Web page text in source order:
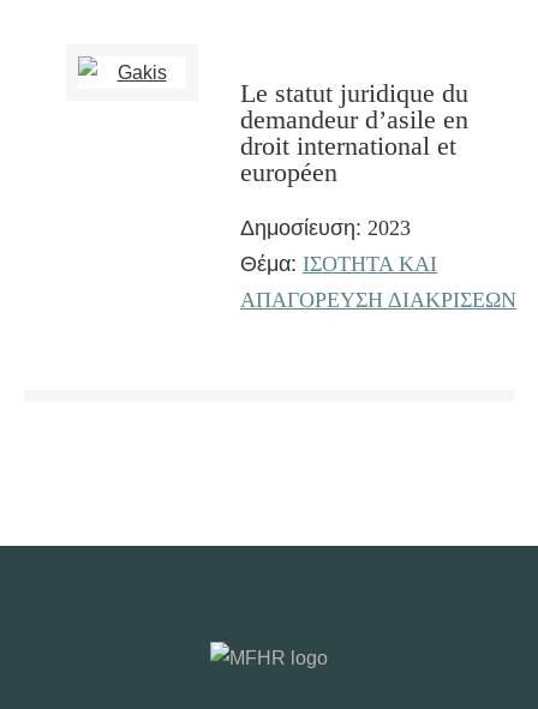
Le statut juridique du
demandeur d’asile en
droit international et
européen
Δημοσίευση: 2023
Θέμα: ΙΣΟΤΗΤΑ ΚΑΙ
ΑΠΑΓΟΡΕΥΣΗ ΔΙΑΚΡΙΣΕΩΝ